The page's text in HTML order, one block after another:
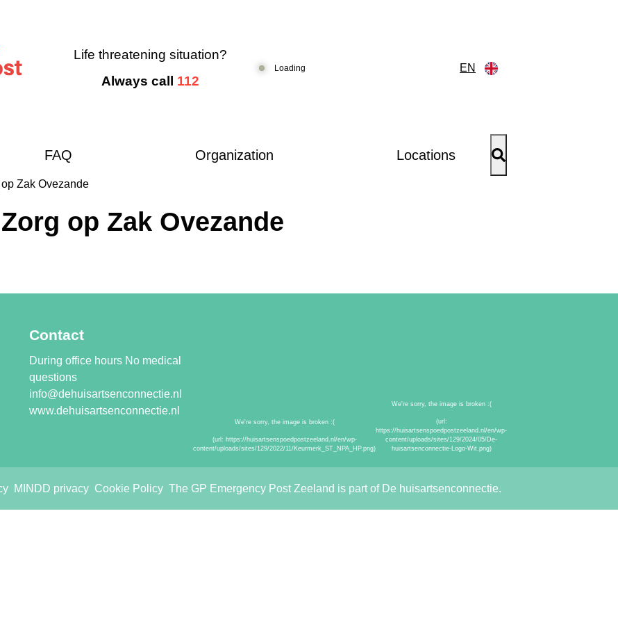
Life threatening situation?
Always call 112
Loading EN
FAQ Organization Locations
Zak Ovezande
op Zak Ovezande
Contact
During office hours No medical
questions
info@dehuisartsenconnectie.nl
www.dehuisartsenconnectie.nl
MINDD privacy Cookie Policy The GP Emergency Post Zeeland is part of De huisartsenconnectie.